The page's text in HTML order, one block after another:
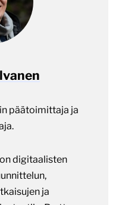
päätoimittaja ja
on digitaalisten
ja